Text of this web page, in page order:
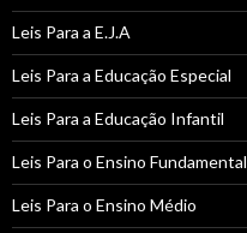
Leis Para a E.J.A
Leis Para a Educação Especial
Leis Para a Educação Infantil
Leis Para o Ensino Fundamental
Leis Para o Ensino Médio